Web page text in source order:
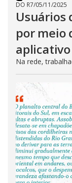
DO R7/05/11/2025
Usuários
por meio
aplicativo
Na rede,